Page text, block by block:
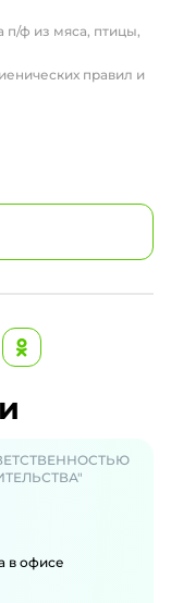
п/ф из мяса, птицы,
правил и
в офисе